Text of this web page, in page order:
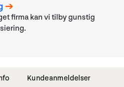
firma kan vi tilby gunstig
Kundeanmeldelser